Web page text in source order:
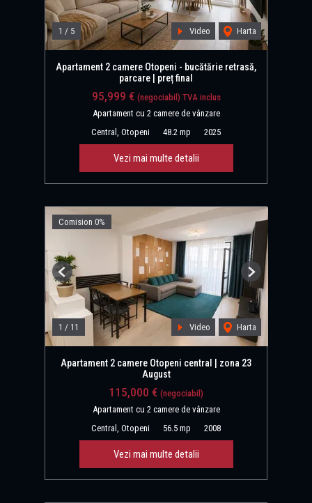
1 / 5 Video Harta
Apartament 2 camere Otopeni - bucătărie retrasă,
parcare | preț final
95,999 € (negociabil) TVA inclus
Apartament cu 2 camere de vânzare
Central, Otopeni
48.2 mp 2025
Vezi mai multe detalii
Comision 0%
1 / 11 Video Harta
Previous Next
Apartament 2 camere Otopeni central | zona 23
August
115,000 € (negociabil)
Apartament cu 2 camere de vânzare
Central, Otopeni
56.5 mp 2008
Vezi mai multe detalii